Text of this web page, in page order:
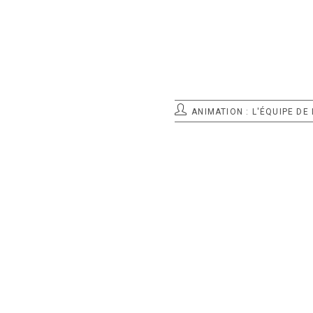
POST
AANIMATEUR:
ANIMATION : L'ÉQUIPE DE